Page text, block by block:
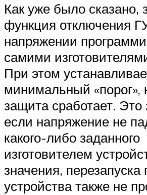
Как уже было сказано,
функция отключения
напряжении
самими
При этом
минимальный «порог»,
защита сработает. Это
если напряжение не
какого-либо заданного
изготовителем
значения, перезапуска
устройства также не